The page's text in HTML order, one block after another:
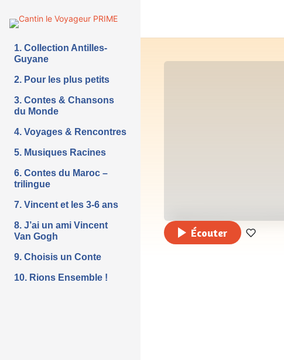
1. Collection Antilles-
Guyane
2. Pour les plus petits
3. Contes & Chansons
du Monde
4. Voyages & Rencontres
5. Musiques Racines
6. Contes du Maroc –
trilingue
7. Vincent et les 3-6 ans
8. J’ai un ami Vincent
Van Gogh
9. Choisis un Conte
10. Rions Ensemble !
Écouter